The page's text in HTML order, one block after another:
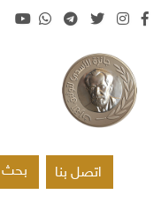
اتصل بنا بحث